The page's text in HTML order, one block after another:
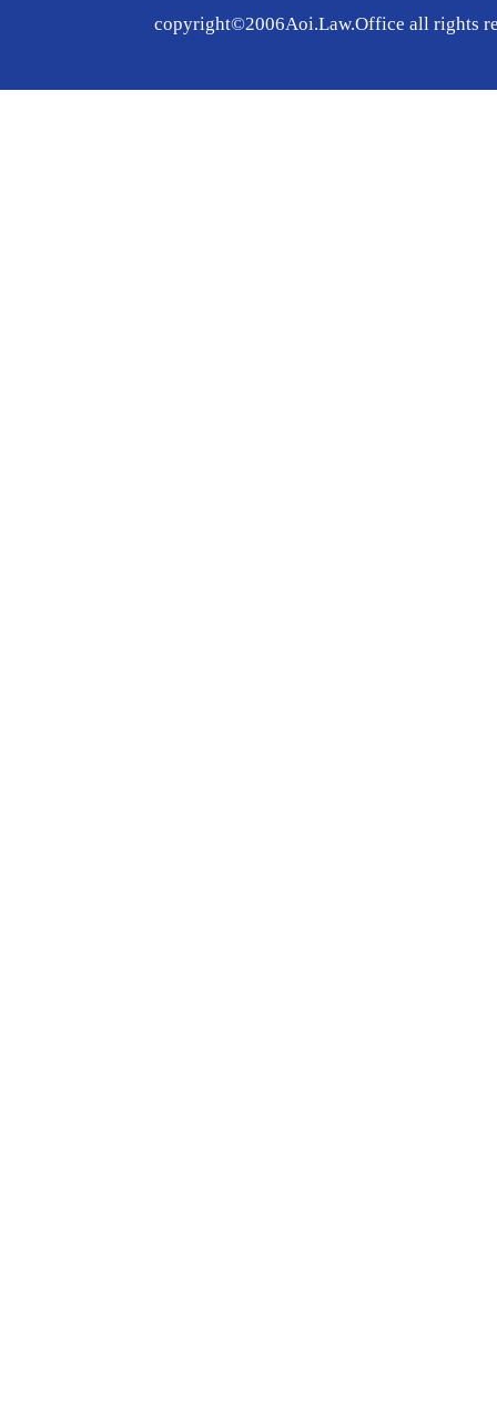
copyright©2006Aoi.Law.Office all rights